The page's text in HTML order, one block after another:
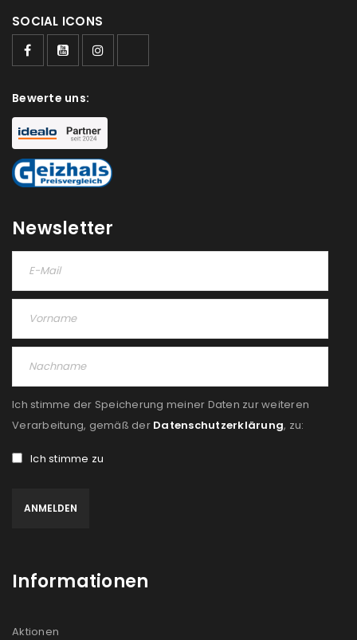
SOCIAL ICONS
Bewerte uns:
Newsletter
Ich stimme der Speicherung meiner Daten zur weiteren
Verarbeitung, gemäß der Datenschutzerklärung, zu:
Ich stimme zu
Informationen
Aktionen